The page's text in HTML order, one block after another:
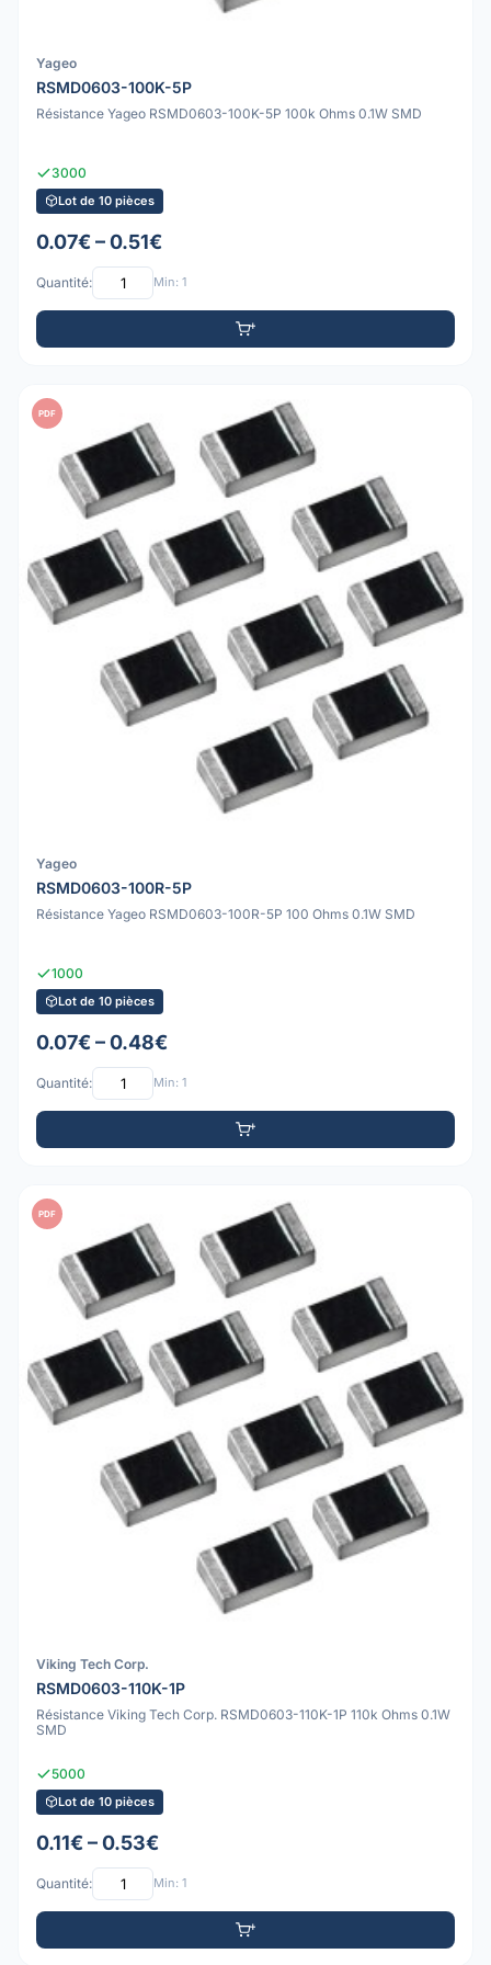
Yageo
RSMD0603-100K-5P
Résistance Yageo RSMD0603-100K-5P 100k Ohms 0.1W SMD
3000
Lot de 10 pièces
0.07€ – 0.51€
Quantité: Min: 1
PDF
Yageo
RSMD0603-100R-5P
Résistance Yageo RSMD0603-100R-5P 100 Ohms 0.1W SMD
1000
Lot de 10 pièces
0.07€ – 0.48€
Quantité: Min: 1
PDF
Viking Tech Corp.
RSMD0603-110K-1P
Résistance Viking Tech Corp. RSMD0603-110K-1P 110k Ohms 0.1W
SMD
5000
Lot de 10 pièces
0.11€ – 0.53€
Quantité: Min: 1